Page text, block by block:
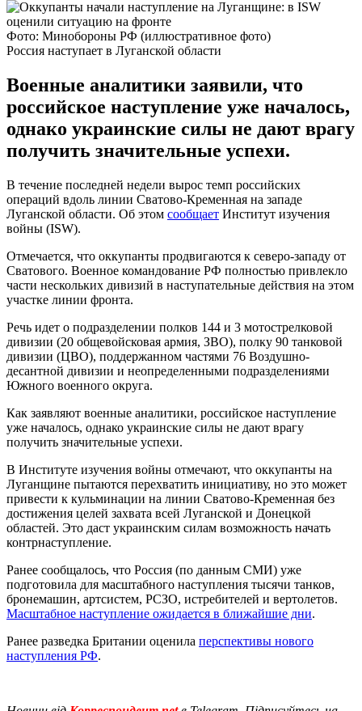
Фото: Минобороны РФ (иллюстративное фото)
Россия наступает в Луганской области
Военные аналитики заявили, что
российское наступление уже началось,
однако украинские силы не дают врагу
получить значительные успехи.
В течение последней недели вырос темп российских
операций вдоль линии Сватово-Кременная на западе
Луганской области. Об этом сообщает Институт изучения
войны (ISW).
Отмечается, что оккупанты продвигаются к северо-западу от
Сватового. Военное командование РФ полностью привлекло
части нескольких дивизий в наступательные действия на этом
участке линии фронта.
Речь идет о подразделении полков 144 и 3 мотострелковой
дивизии (20 общевойсковая армия, ЗВО), полку 90 танковой
дивизии (ЦВО), поддержанном частями 76 Воздушно-
десантной дивизии и неопределенными подразделениями
Южного военного округа.
Как заявляют военные аналитики, российское наступление
уже началось, однако украинские силы не дают врагу
получить значительные успехи.
В Институте изучения войны отмечают, что оккупанты на
Луганщине пытаются перехватить инициативу, но это может
привести к кульминации на линии Сватово-Кременная без
достижения целей захвата всей Луганской и Донецкой
областей. Это даст украинским силам возможность начать
контрнаступление.
Ранее сообщалось, что Россия (по данным СМИ) уже
подготовила для масштабного наступления тысячи танков,
бронемашин, артсистем, РСЗО, истребителей и вертолетов.
Масштабное наступление ожидается в ближайшие дни.
Ранее разведка Британии оценила перспективы нового
наступления РФ.